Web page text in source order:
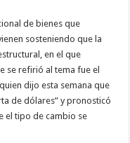
de bienes que
sosteniendo que la
en el que
se refirió al tema fue el
dijo esta semana que
de dólares” y pronosticó
el tipo de cambio se